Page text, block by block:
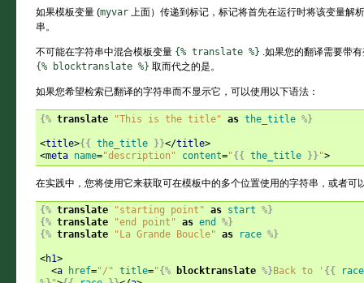
如果模板变量 (myvar 上面）传递到标记，标记将首先在运行时将该变量解
串。
不可能在字符串中混合模板变量 {% translate %} .如果您的翻译需要带
{%
blocktranslate %} 取而代之的是。
如果您希望检索已翻译的字符串而不显示它，可以使用以下语法：
{% translate "This is the title" as the_title %}
<title>{{ the_title }}</title>
<meta name="description" content="{{ the_title }} ">
在实践中，您将使用它来获取可在模板中的多个位置使用的字符串，或者可
{% translate "starting point" as start %}
{% translate "end point" as end
%}
{% translate "La Grande Boucle" as race %}
<h1>
<a href="/" title="{% blocktranslate %} Back to ' {{
race